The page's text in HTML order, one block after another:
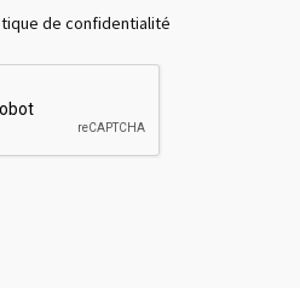
de confidentialité